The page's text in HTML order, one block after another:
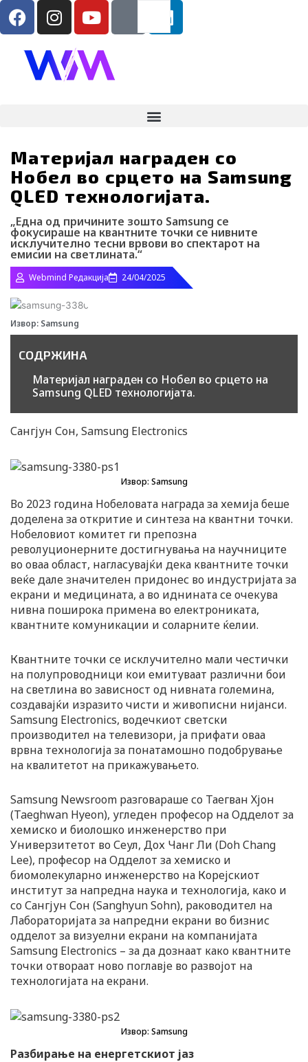
Skip
content
RS
ENG F
a
e
I
n
t
a
Y
o
t
u
i
k
t
o
k
-
i
c
L
Материјал награден со
Нобел во срцето на Samsung
QLED технологијата.
„Една од причините зошто Samsung се
фокусираше на квантните точки се нивните
исклучително тесни врвови во спектарот на
емисии на светлината.“
Webmind Редакција 24/04/2025
Извор: Samsung
СОДРЖИНА
Материјал награден со Нобел во срцето на
Samsung QLED технологијата.
Сангјун Сон, Samsung Electronics
Извор: Samsung
Во 2023 година Нобеловата награда за хемија беше
доделена за откритие и синтеза на квантни точки.
Нобеловиот комитет ги препозна
револуционерните достигнувања на научниците
во оваа област, нагласувајќи дека квантните точки
веќе дале значителен придонес во индустријата за
екрани и медицината, а во иднината се очекува
нивна поширока примена во електрониката,
квантните комуникации и соларните ќелии.
Квантните точки се исклучително мали честички
на полупроводници кои емитуваат различни бои
на светлина во зависност од нивната големина,
создавајќи изразито чисти и живописни нијанси.
Samsung Electronics, водечкиот светски
производител на телевизори, ја прифати оваа
врвна технологија за понатамошно подобрување
на квалитетот на прикажувањето.
Samsung Newsroom разговараше со Таегван Хјон
(Taeghwan Hyeon), угледен професор на Одделот за
хемиско и биолошко инженерство при
Универзитетот во Сеул, Дох Чанг Ли (Doh Chang
Lee), професор на Одделот за хемиско и
биомолекуларно инженерство на Корејскиот
институт за напредна наука и технологија, како и
со Сангјун Сон (Sanghyun Sohn), раководител на
Лабораторијата за напредни екрани во бизнис
одделот за визуелни екрани на компанијата
Samsung Electronics – за да дознаат како квантните
точки отвораат ново поглавје во развојот на
технологијата на екрани.
Извор: Samsung
Разбирање на енергетскиот јаз